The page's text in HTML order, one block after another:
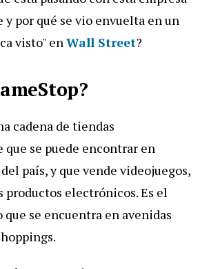
y por qué se vio envuelta en un
visto" enWall Street?
cadena de tiendas
que se puede encontrar en
país, y que vende videojuegos,
productos electrónicos. Es el
se encuentra en avenidas